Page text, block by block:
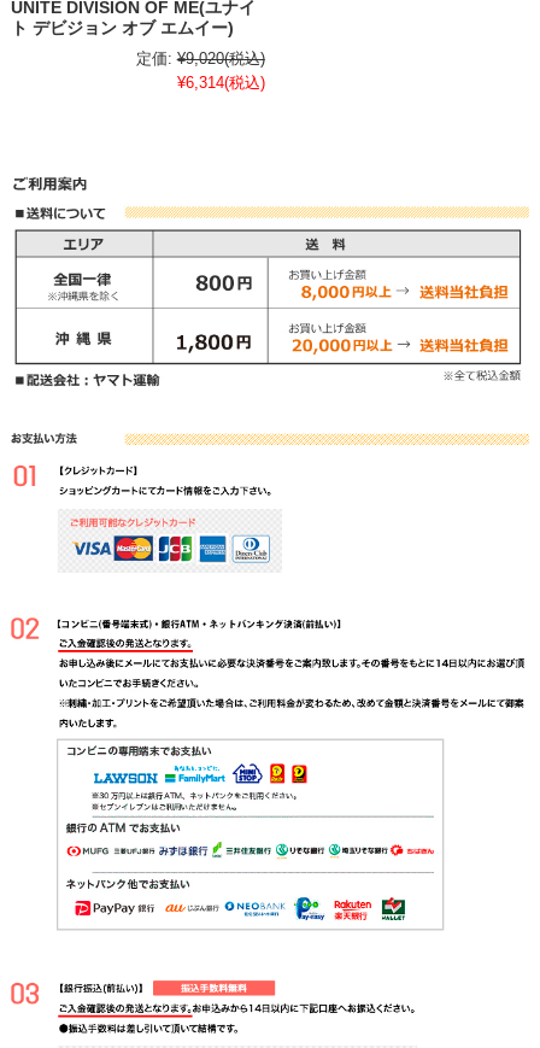
UNITE DIVISION OF ME(ユナイ
ト デビジョン オブ エムイー)
定価: ¥9,020(税込)
¥6,314(税込)